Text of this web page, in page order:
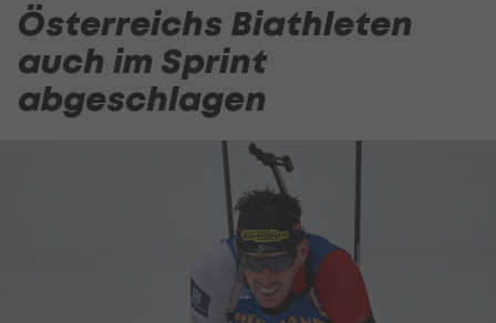
Österreichs Biathleten
auch im Sprint
abgeschlagen